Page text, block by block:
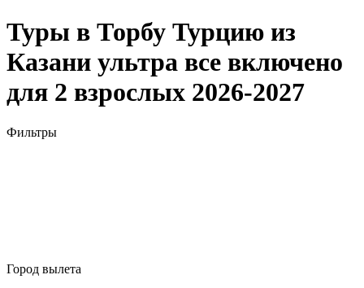
Туры в Торбу Турцию из
Казани ультра все включено
для 2 взрослых 2026-2027
Фильтры
Город вылета